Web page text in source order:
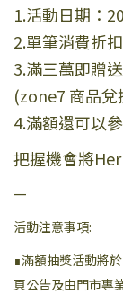
1.活動日期：
2.單筆消費折
3.滿三萬即贈
(zone7 商品兌
4.滿額還可以
把握機會將
—
活動注意事項:
∎滿額抽獎活動將
頁公告及由門市專